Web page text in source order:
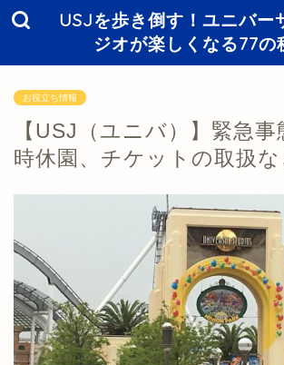
USJを歩き倒す！ユニバー
ジオが楽しくなる77の
お役立ち情報
【USJ（ユニバ）】緊急
時休園、チケットの取扱な